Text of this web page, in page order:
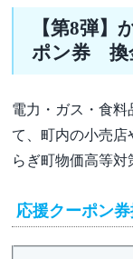
【第8弾】
ポン券 換
電力・ガス・食料
て、町内の小売店
らぎ町物価高等対
応援クーポン